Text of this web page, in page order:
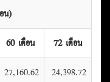
น)
60 เดือน
72 เดือน
27,160.62
24,398.72